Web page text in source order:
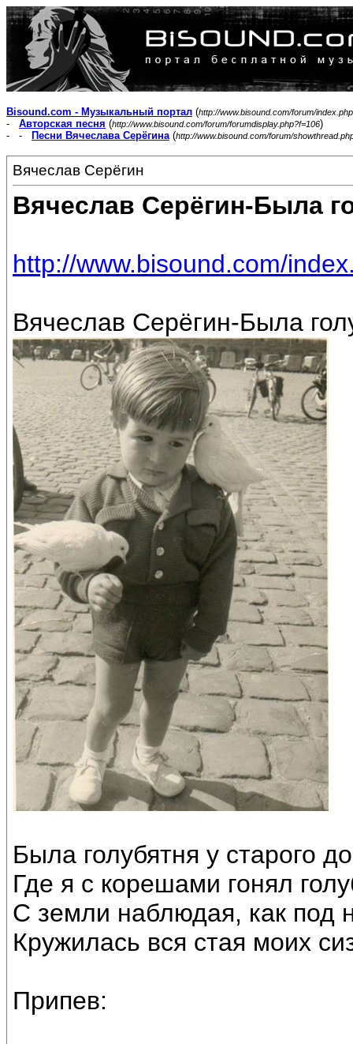
Bisound.com - Музыкальный портал (http://www.bisound.com/forum/index.php
- Авторская песня (http://www.bisound.com/forum/forumdisplay.php?f=106)
- -
Песни Вячеслава Серёгина(http://www.bisound.com/forum/
Вячеслав Серёгин
Вячеслав Серёгин-Была
http://www.bisound.com/
Вячеслав Серёгин-Была
Была голубятня у старого
Где я с корешами гонял
С земли наблюдая, как под
Кружилась вся стая моих
Припев: